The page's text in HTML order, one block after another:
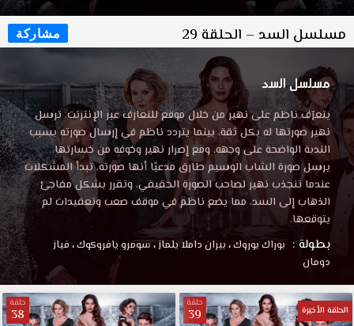
مسلسل السد – الحلقة 29 مشاركة
مسلسل السد
يتعرّف ناظم على نهير من خلال موقع للتعارف عبر الإنترنت. ترسل
نهير صورتها له بكل ثقة، بينما يتردد ناظم في إرسال صورته بسبب
الندبة الواضحة على وجهه. ومع إصرار نهير وخوفه من خسارتها،
يرسل صورة الشاب الوسيم طارق مدعيًا أنها صورته. تبدأ المشكلات
عندما تنجذب نهير لصاحب الصورة الحقيقي، وتقرر بشكل مفاجئ
الذهاب إلى السد، مما يضع ناظم في موقف صعب وتعقيدات لم
يتوقعها.
بطولة : بوراك يوروك، بيران داملا يلماز،سومرو يافروكوك، فياز
دومان
الحلقة الأخيرة
حلقة
39
حلقة
38